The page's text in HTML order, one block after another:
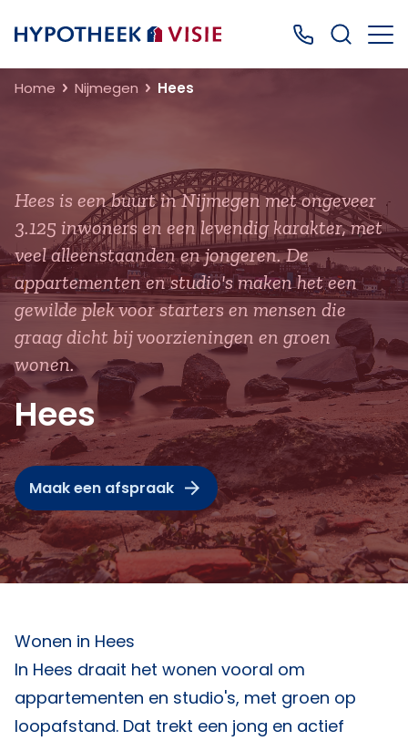
Terug naar home Bel ons: 0499
Home Nijmegen Hees
Hees is een buurt in Nijmegen met ongeveer
3.125 inwoners en een levendig karakter, met
veel alleenstaanden en jongeren. De
appartementen en studio's maken het een
gewilde plek voor starters en mensen die
graag dicht bij voorzieningen en groen
wonen.
Hees
Maak een afspraak
Wonen in Hees
In Hees draait het wonen vooral om
appartementen en studio's, met groen op
loopafstand. Dat trekt een jong en actief